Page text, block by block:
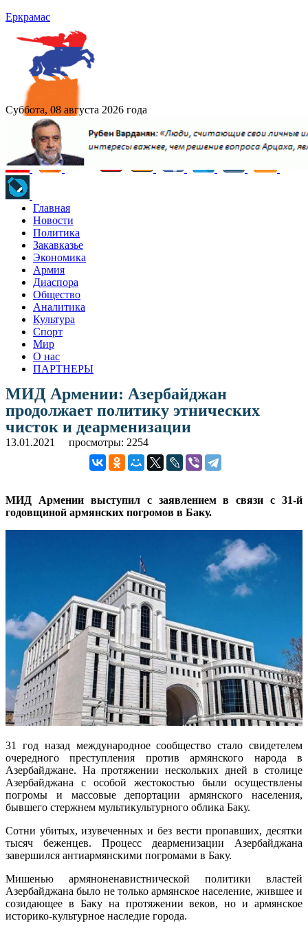
Еркрамас
Суббота, 08 августа 2026 года
Главная
Новости
Политика
Закавказье
Экономика
Армия
Диаспора
Общество
Аналитика
Культура
Спорт
Мир
О нас
ПАРТНЕРЫ
МИД Армении: Азербайджан
продолжает политику этнических
чисток и деарменизации
13.01.2021 просмотры: 2254
МИД Армении выступил с заявлением в связи с 31-й
годовщиной армянских погромов в Баку.
31 год назад международное сообщество стало свидетелем
очередного преступления против армянского народа в
Азербайджане. На протяжении нескольких дней в столице
Азербайджана с особой жестокостью были осуществлены
погромы и массовые депортации армянского населения,
бывшего стержнем мультикультурного облика Баку.
Сотни убитых, изувеченных и без вести пропавших, десятки
тысяч беженцев. Процесс деарменизации Азербайджана
завершился антиармянскими погромами в Баку.
Мишенью армяноненавистнической политики властей
Азербайджана было не только армянское население, жившее и
созидающее в Баку на протяжении веков, но и армянское
историко-культурное наследие города.